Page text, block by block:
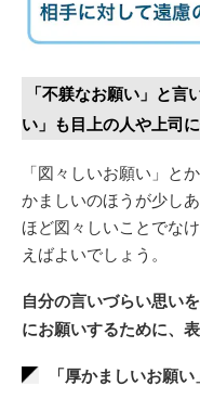
「不躾なお願い」と
い」も目上の人や上司
「図々しいお願い」と
かましいのほうが少し
ほど図々しいことでな
えばよいでしょう。
自分の言いづらい思い
にお願いするために、
「厚かましいお願